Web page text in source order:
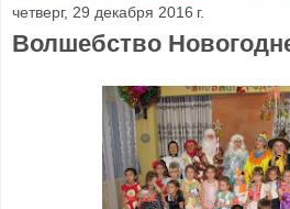
четверг, 29 декабря 2016 г.
Волшебство